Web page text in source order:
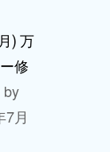
) 万
修
by
7月